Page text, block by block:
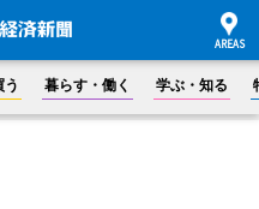
う 暮らす・働く 学ぶ・知る